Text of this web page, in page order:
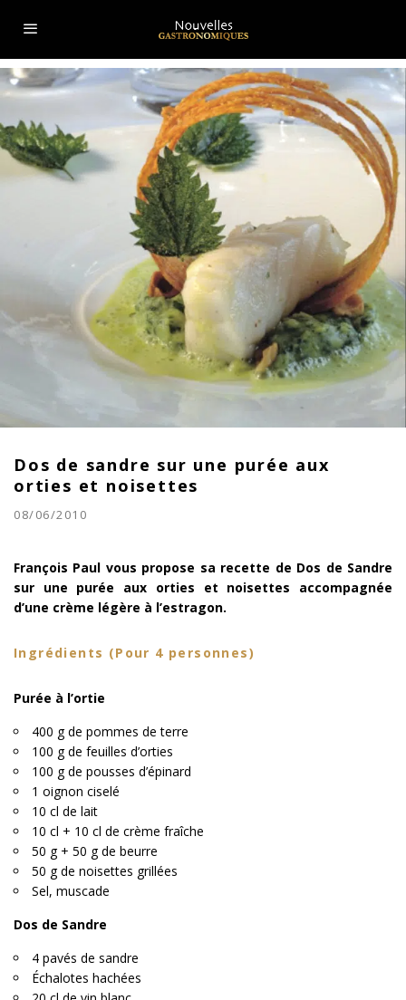
Dos de sandre sur une purée aux
orties et noisettes
08/06/2010
François Paul vous propose sa recette de Dos de Sandre
sur une purée aux orties et noisettes accompagnée
d’une crème légère à l’estragon.
Ingrédients (Pour 4 personnes)
Purée à l’ortie
400 g de pommes de terre
100 g de feuilles d’orties
100 g de pousses d’épinard
1 oignon ciselé
10 cl de lait
10 cl + 10 cl de crème fraîche
50 g + 50 g de beurre
50 g de noisettes grillées
Sel, muscade
Dos de Sandre
4 pavés de sandre
Échalotes hachées